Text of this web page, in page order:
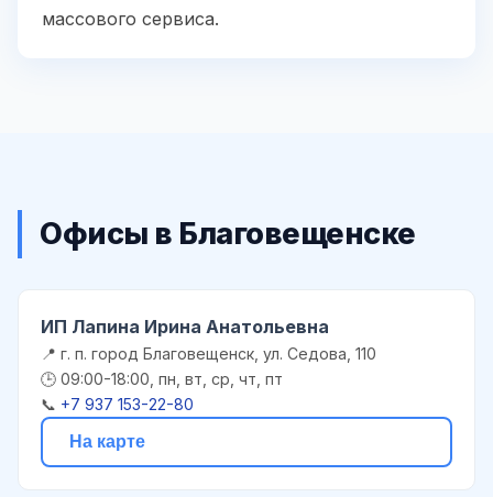
массового сервиса.
Офисы в Благовещенске
ИП Лапина Ирина Анатольевна
📍 г. п. город Благовещенск, ул. Седова, 110
🕒 09:00-18:00, пн, вт, ср, чт, пт
📞 +7 937 153-22-80
На карте